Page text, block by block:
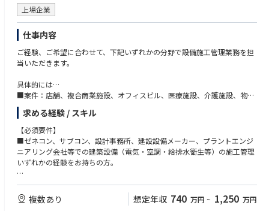
上場企業
仕事内容
ご経験、ご希望に合わせて、下記いずれかの分野で設備施工管理業務を担
当いただきます。
具体的には…
■案件：店舗、複合商業施設、オフィスビル、医療施設、介護施設、物流
施設、工場、共同住宅、病院（100〜200床前後）、データセンターなど
（幅広い案件がございますので、ご経験とご希望に合わせて現場を配置い
ただけます。また、現在は工場・物流倉庫・病院等の案件が増えておりま
すので、ご経験をお持ちの方には優先的に配置をする可能性がございま
す。）
■業務詳細：電気・給排水衛生・空調換気などの設備の施工管理業務を担
当していただきます。
※就業制度について：同社は2021年4月よりコアタイム無しのフレックス
タイム制度を導入しております。1ヶ月の内、規程の労働時間さえ勤務い
求める経験 / スキル
【必須要件】
■ゼネコン、サブコン、設計事務所、建設設備メーカー、プラントエンジ
ニアリング会社等での建築設備（電気・空調・給排水衛生等）の施工管理
いずれかの経験をお持ちの方。
【歓迎要件】
■食品工場、クリーンルーム、データセンターなどの特殊建築物経験をお
持ちの方。
複数あり 想定年収 740 万円 ~ 1,250 万円